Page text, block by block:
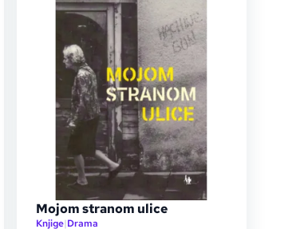
Mojom stranom ulice
Knjige|Drama